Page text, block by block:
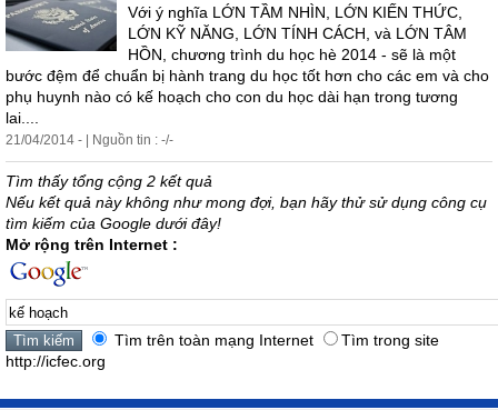
Với ý nghĩa LỚN TẦM NHÌN, LỚN KIẾN THỨC,
LỚN KỸ NĂNG, LỚN TÍNH CÁCH, và LỚN TÂM
HỒN, chương trình du học hè 2014 - sẽ là một
bước đệm để chuẩn bị hành trang du học tốt hơn cho các em và cho
phụ huynh nào có kế hoạch cho con du học dài hạn trong tương
lai....
21/04/2014 - | Nguồn tin : -/-
Tìm thấy tổng cộng 2 kết quả
Nếu kết quả này không như mong đợi, bạn hãy thử sử dụng công cụ
tìm kiếm của Google dưới đây!
Mở rộng trên Internet :
Tìm trên toàn mạng Internet
Tìm trong site
http://icfec.org